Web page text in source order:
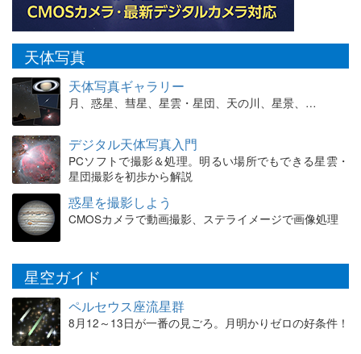
天体写真
天体写真ギャラリー
月、惑星、彗星、星雲・星団、天の川、星景、…
デジタル天体写真入門
PCソフトで撮影＆処理。明るい場所でもできる星雲・
星団撮影を初歩から解説
惑星を撮影しよう
CMOSカメラで動画撮影、ステライメージで画像処理
星空ガイド
ペルセウス座流星群
8月12～13日が一番の見ごろ。月明かりゼロの好条件！